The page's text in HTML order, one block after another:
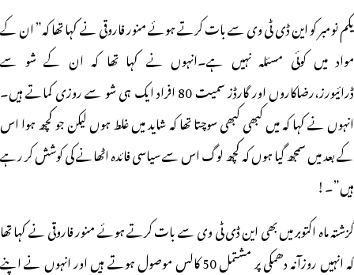
یکم نومبر کو این ڈی ٹی وی سے بات کرتے ہوئے منور فاروقی نے کہا تھا کہ” ان کے
مواد میں کوئی مسئلہ نہیں ہے۔انہوں نے کہا تھا کہ ان کے شو سے
ڈرائیورز،رضاکاروں اور گارڈز سمیت 80 افراد ایک ہی شو سے روزی کماتے ہیں۔
انہوں نے کہا کہ میں کبھی کبھی سوچتا تھا کہ شاید میں غلط ہوں لیکن جو کچھ ہوا اس
کے بعد میں سمجھ گیا ہوں کہ کچھ لوگ اس سے سیاسی فائدہ اٹھانے کی کوشش کر رہے
ہیں”۔!
گزشتہ ماہ اکتوبر میں بھی این ڈی ٹی وی سے بات کرتے ہوئے منور فاروقی نے کہا تھا
کہ انہیں روزآنہ دھمکی پر مشتمل 50 کالس موصول ہوتے ہیں اور انہوں نے اپنے